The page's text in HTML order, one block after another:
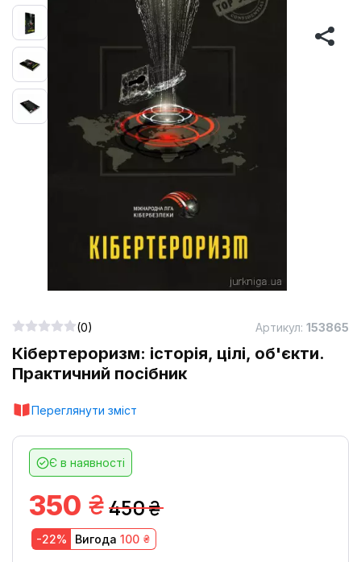
Кібертероризм: історія, цілі, об'єкти.
Практичний посібник
Переглянути зміст
(0) Артикул: 153865
Є в наявності
450
грн.
350 грн.
-22% Вигода 100 грн.